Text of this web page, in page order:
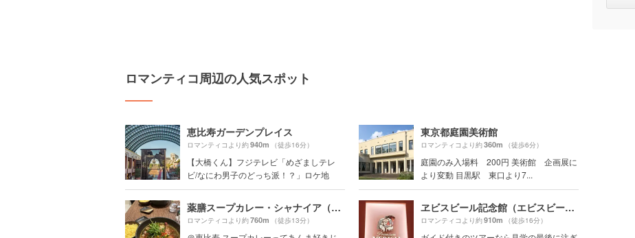
ロマンティコ周辺の人気スポット
恵比寿ガーデンプレイス
ロマンティコより約940m （徒歩16分）
【大橋くん】フジテレビ「めざましテレ
ビ/なにわ男子のどっち派！？」ロケ地
東京都庭園美術館
ロマンティコより約360m （徒歩6分）
庭園のみ入場料 200円 美術館 企画展に
より変動 目黒駅 東口より7...
薬膳スープカレー・シャナイア（Shania）
ロマンティコより約760m （徒歩13分）
ヱビスビール記念館（エビスビール）
ロマンティコより約910m （徒歩16分）